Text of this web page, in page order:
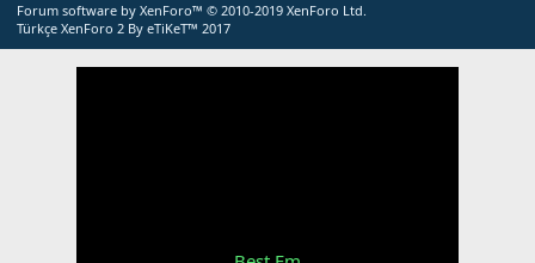
Forum software by XenForo™ © 2010-2019 XenForo Ltd.
Türkçe XenForo 2 By eTiKeT™ 2017